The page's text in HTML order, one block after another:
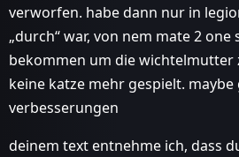
verworfen. habe dann nur in
„durch“ war, von nem mate 2
bekommen um die wichtelmutter
keine katze mehr gespielt. maybe
verbesserungen
deinem text entnehme ich, dass